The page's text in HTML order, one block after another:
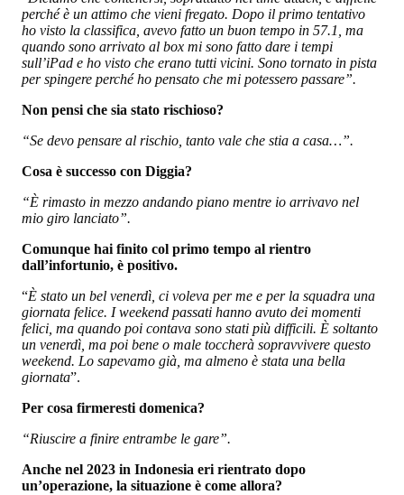
perché è un attimo che vieni fregato. Dopo il primo tentativo
ho visto la classifica, avevo fatto un buon tempo in 57.1, ma
quando sono arrivato al box mi sono fatto dare i tempi
sull’iPad e ho visto che erano tutti vicini. Sono tornato in pista
per spingere perché ho pensato che mi potessero passare”.
Non pensi che sia stato rischioso?
“Se devo pensare al rischio, tanto vale che stia a casa…”.
Cosa è successo con Diggia?
“È rimasto in mezzo andando piano mentre io arrivavo nel
mio giro lanciato”.
Comunque hai finito col primo tempo al rientro
dall’infortunio, è positivo.
“È stato un bel venerdì, ci voleva per me e per la squadra una
giornata felice. I weekend passati hanno avuto dei momenti
felici, ma quando poi contava sono stati più difficili. È soltanto
un venerdì, ma poi bene o male toccherà sopravvivere questo
weekend. Lo sapevamo già, ma almeno è stata una bella
giornata”.
Per cosa firmeresti domenica?
“Riuscire a finire entrambe le gare”.
Anche nel 2023 in Indonesia eri rientrato dopo
un’operazione, la situazione è come allora?